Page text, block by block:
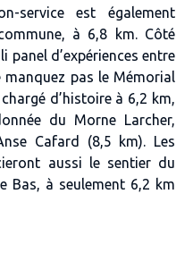
service est également
à 6,8 km. Côté
d’expériences entre
pas le Mémorial
d’histoire à 6,2 km,
du Morne Larcher,
Cafard (8,5 km). Les
aussi le sentier du
Bas, à seulement 6,2 km